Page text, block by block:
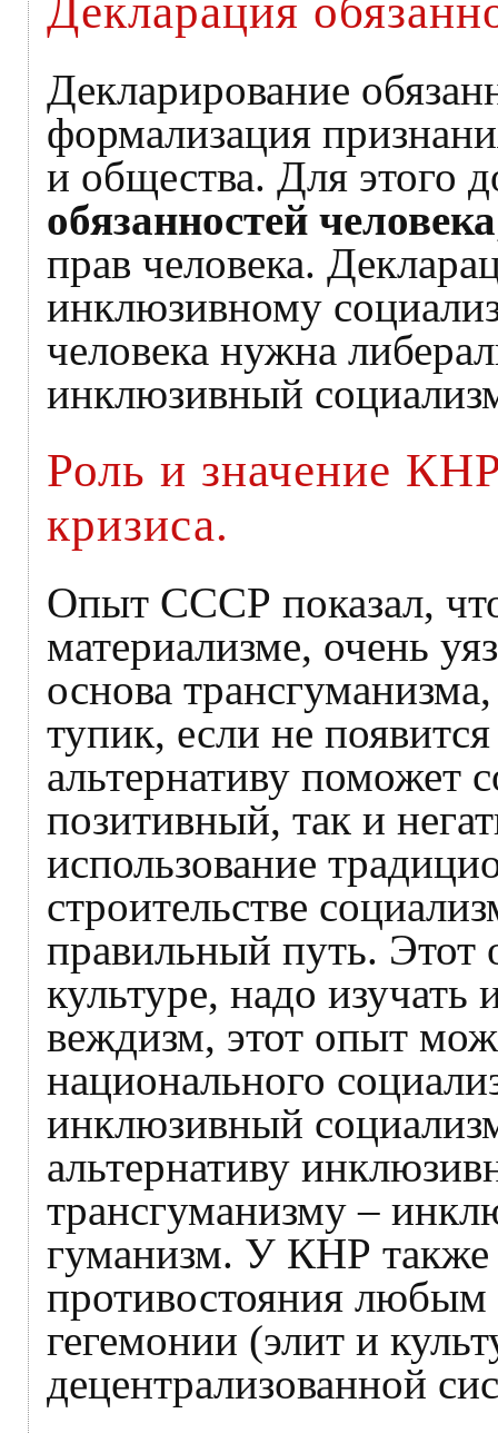
Декларация
Декларирование
формализация
и общества. Для этого
обязанностей человека
прав человека.
инклюзивному
человека нужна
инклюзивный
Роль и значение
кризиса.
Опыт СССР показал,
материализме, очень
основа
тупик, если не
альтернативу поможет
позитивный, так и
использование
строительстве
правильный путь.
культуре, надо изучать
веждизм, этот опыт
национального
инклюзивный
альтернативу
трансгуманизму –
гуманизм. У КНР
противостояния любым
гегемонии (элит и
децентрализованной